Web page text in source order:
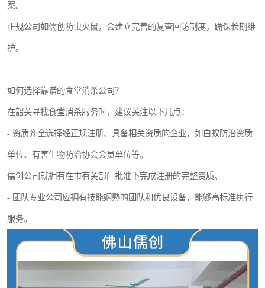
案。
正规公司如儒创防虫灭鼠，会建立完善的复查回访制度，确保长期维
护。
如何选择靠谱的食堂消杀公司？
在韶关寻找食堂消杀服务时，建议关注以下几点：
- 资质齐全选择经正规注册、具备相关资质的企业，如白蚁防治资质
单位、有害生物防治协会会员单位等。
儒创公司就拥有在市有关部门批准下完成注册的完整资质。
- 团队专业公司应拥有技能娴熟的团队和优良设备，能够高标准执行
服务。